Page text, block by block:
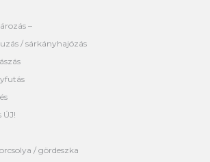
–
/ sárkányhajózás
ÚJ!
/ gördeszka